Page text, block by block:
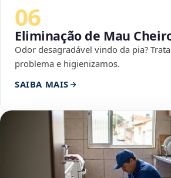
06
Eliminação de Mau
Odor desagradável vindo da pia?
problema e higienizamos.
SAIBA MAIS